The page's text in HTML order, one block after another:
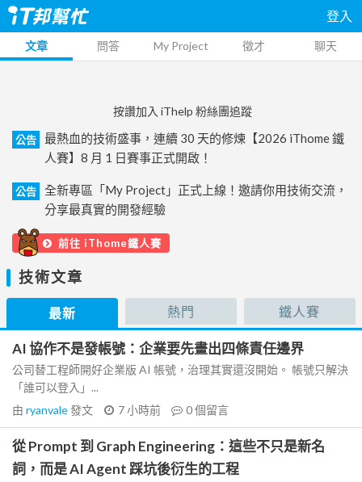
登入
文章 問答 My Project 徵才 聊天
按讚加入 iThelp 粉絲團追蹤
公告
最熱血的技術盛事，連續 30 天的修煉【2026 iThome 鐵
人賽】8 月 1 日賽事正式開啟！
公告
全新專區「My Project」正式上線！邀請你用技術交流，
分享最真實的開發經驗
前往 iThome鐵人賽
技術文章
最新 熱門 鐵人賽
AI 協作不是發帳號：企業要先畫出四條責任邊界
公司替工程師開好企業版 AI 帳號，治理其實還沒開始。 帳號只解決
「誰可以登入」...
由 ryanvale發文 7 小時前 0個留言
從 Prompt 到 Graph Engineering：這些不只是新名
詞，而是 AI Agent 踩坑後衍生的工程